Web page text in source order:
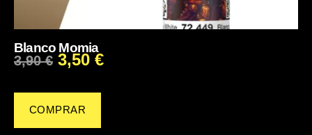
Blanco Momia
3,90€ 3,50 €
COMPRAR